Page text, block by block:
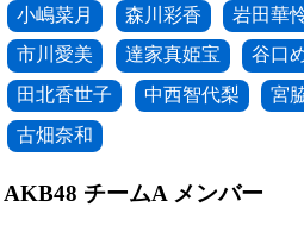
小嶋菜月
森川彩香 岩田華
市川愛美
達家真姫宝 谷口
田北香世子
中西智代梨 宮
古畑奈和
AKB48 チームA メンバー